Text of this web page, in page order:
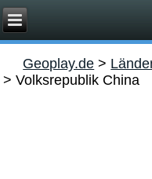
Geoplay.de >
>Volksrepublik China